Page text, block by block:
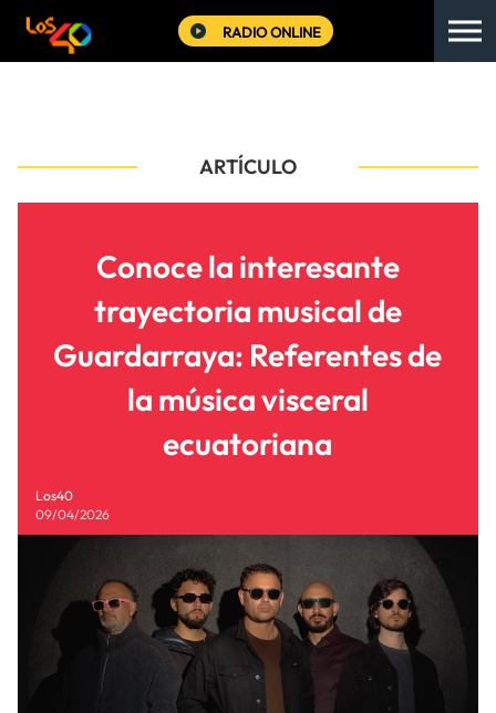
RADIO ONLINE
ARTÍCULO
Conoce la interesante
trayectoria musical de
Guardarraya: Referentes de
la música visceral
ecuatoriana
Los40
09/04/2026